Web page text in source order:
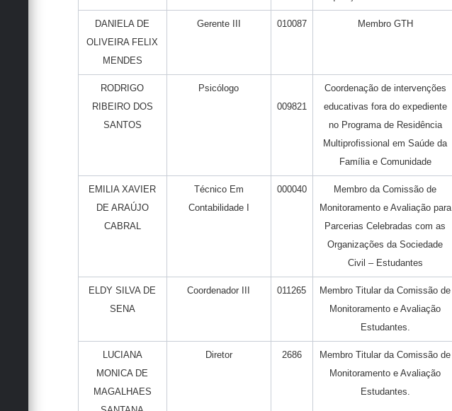
DANIELA DE
OLIVEIRA FELIX
MENDES
Gerente III 010087 Membro GTH
RODRIGO
RIBEIRO DOS
SANTOS
Psicólogo
009821
Coordenação de intervenções
educativas fora do expediente
no Programa de Residência
Multiprofissional em Saúde da
Família e Comunidade
EMILIA XAVIER
DE ARAÚJO
CABRAL
Técnico Em
Contabilidade I
000040
Membro da Comissão de
Monitoramento e Avaliação para
Parcerias Celebradas com as
Organizações da Sociedade
Civil – Estudantes
ELDY SILVA DE
SENA
Coordenador III 011265
Membro Titular da Comissão de
Monitoramento e Avaliação
Estudantes.
LUCIANA
MONICA DE
MAGALHAES
Diretor 2686
Membro Titular da Comissão de
Monitoramento e Avaliação
Estudantes.